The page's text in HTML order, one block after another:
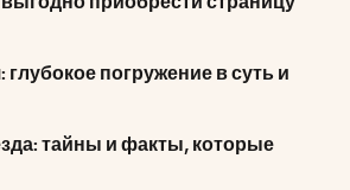
глубокое погружение в суть и
тайны и факты, которые